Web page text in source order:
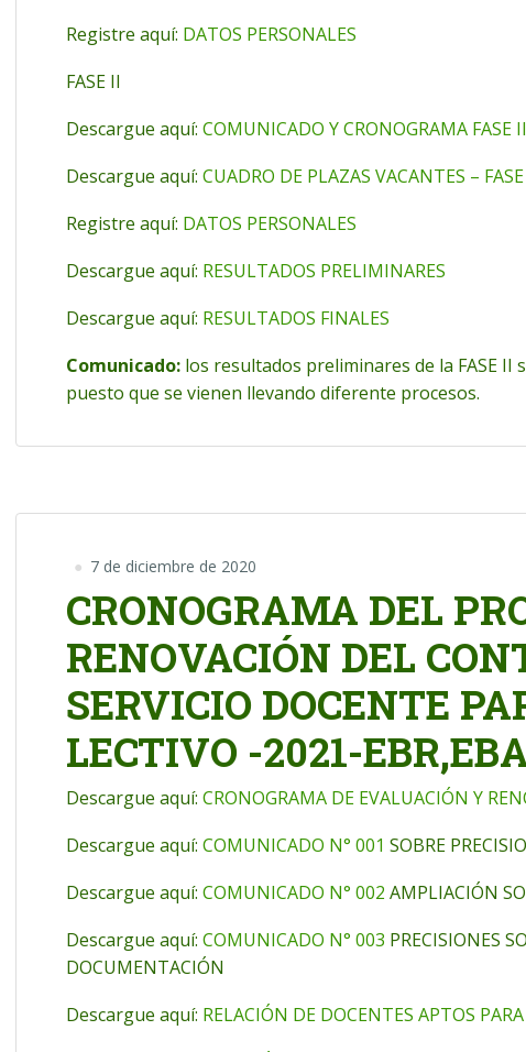
Registre aquí: DATOS PERSONALES
FASE II
Descargue aquí: COMUNICADO Y CRONOGRAMA FASE II
Descargue aquí: CUADRO DE PLAZAS VACANTES –
Registre aquí: DATOS PERSONALES
Descargue aquí: RESULTADOS PRELIMINARES
Descargue aquí: RESULTADOS FINALES
Comunicado: los resultados preliminares de la FASE II
puesto que se vienen llevando diferente procesos.
7 de diciembre de 2020
CRONOGRAMA DEL
RENOVACIÓN DEL
SERVICIO DOCENTE
LECTIVO -2021-
Descargue aquí: CRONOGRAMA DE EVALUACIÓN Y
Descargue aquí: COMUNICADO N° 001 SOBRE
Descargue aquí: COMUNICADO N° 002 AMPLIACIÓN
Descargue aquí: COMUNICADO N° 003 PRECISIONES
DOCUMENTACIÓN
Descargue aquí: RELACIÓN DE DOCENTES APTOS